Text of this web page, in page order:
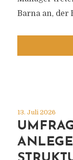
Barna an, der
13. Juli 2026